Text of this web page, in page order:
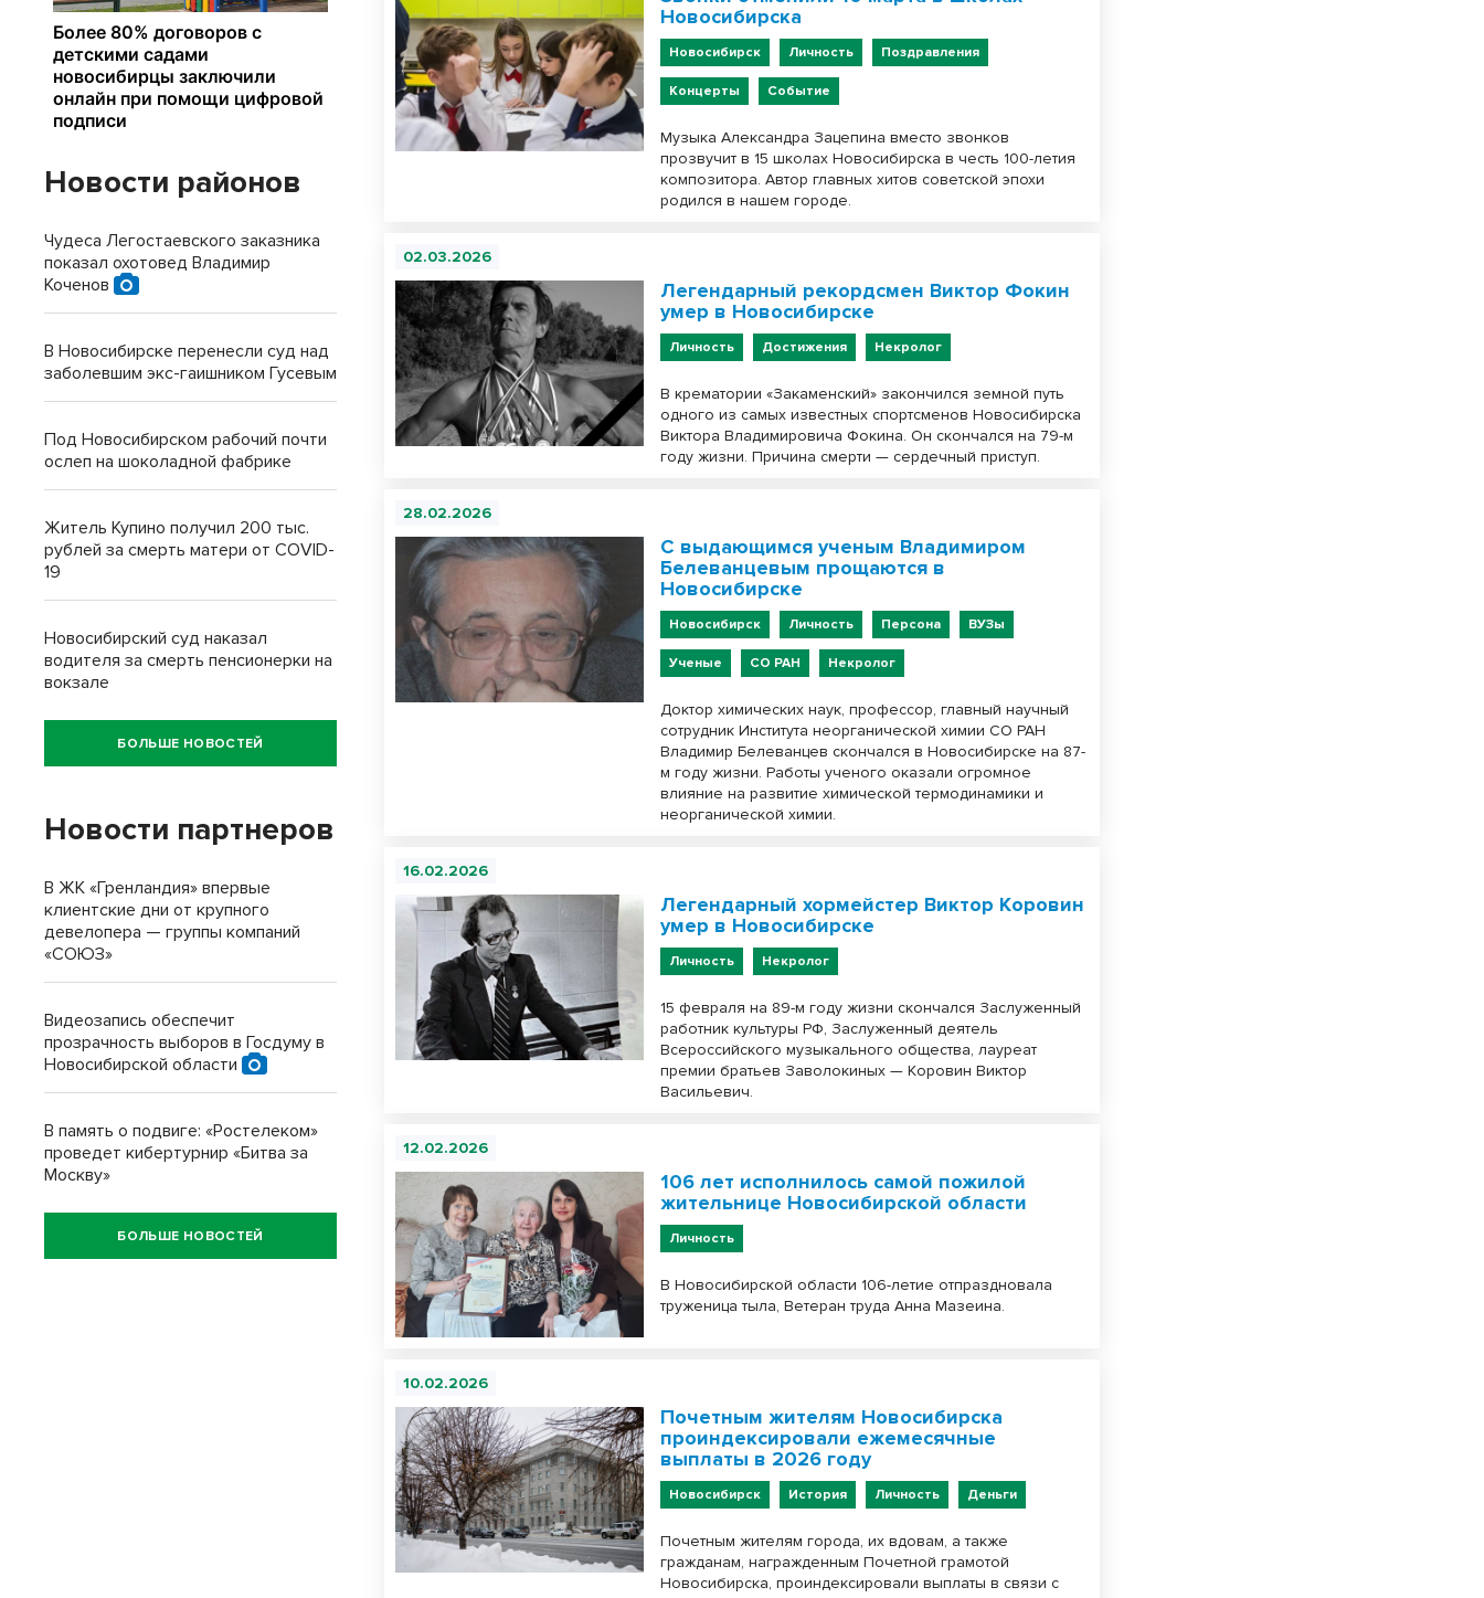
Новосибирска
Новосибирск Личность Поздравления
Концерты Событие
Музыка Александра Зацепина вместо звонков
прозвучит в 15 школах Новосибирска в честь 100-летия
композитора. Автор главных хитов советской эпохи
родился в нашем городе.
02.03.2026
Легендарный рекордсмен Виктор Фокин
умер в Новосибирске
Личность Достижения Некролог
В крематории «Закаменский» закончился земной путь
одного из самых известных спортсменов Новосибирска
Виктора Владимировича Фокина. Он скончался на 79-м
году жизни. Причина смерти — сердечный приступ.
28.02.2026
С выдающимся ученым Владимиром
Белеванцевым прощаются в
Новосибирске
Новосибирск Личность Персона ВУЗы
Ученые СО РАН Некролог
Доктор химических наук, профессор, главный научный
сотрудник Института неорганической химии СО РАН
Владимир Белеванцев скончался в Новосибирске на 87-
м году жизни. Работы ученого оказали огромное
влияние на развитие химической термодинамики и
неорганической химии.
16.02.2026
Легендарный хормейстер Виктор Коровин
умер в Новосибирске
Личность Некролог
15 февраля на 89-м году жизни скончался Заслуженный
работник культуры РФ, Заслуженный деятель
Всероссийского музыкального общества, лауреат
премии братьев Заволокиных — Коровин Виктор
Васильевич.
12.02.2026
106 лет исполнилось самой пожилой
жительнице Новосибирской области
Личность
В Новосибирской области 106-летие отпраздновала
труженица тыла, Ветеран труда Анна Мазеина.
10.02.2026
Почетным жителям Новосибирска
проиндексировали ежемесячные
выплаты в 2026 году
Новосибирск История Личность Деньги
Почетным жителям города, их вдовам, а также
гражданам, награжденным Почетной грамотой
Новосибирска, проиндексировали выплаты в связи с
Новости районов
Чудеса Легостаевского заказника
показал охотовед Владимир
Коченов
В Новосибирске перенесли суд над
заболевшим экс-гаишником Гусевым
Под Новосибирском рабочий почти
ослеп на шоколадной фабрике
Житель Купино получил 200 тыс.
рублей за смерть матери от COVID-
19
Новосибирский суд наказал
водителя за смерть пенсионерки на
вокзале
БОЛЬШЕ НОВОСТЕЙ
Новости партнеров
В ЖК «Гренландия» впервые
клиентские дни от крупного
девелопера — группы компаний
«СОЮЗ»
Видеозапись обеспечит
прозрачность выборов в Госдуму в
Новосибирской области
В память о подвиге: «Ростелеком»
проведет кибертурнир «Битва за
Москву»
БОЛЬШЕ НОВОСТЕЙ